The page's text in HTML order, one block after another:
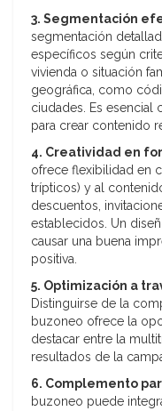
3. Segmentación
segmentación
específicos según
vivienda o situación
geográfica, como
ciudades. Es
para crear contenido
4. Creatividad en
ofrece flexibilidad en
trípticos) y al
descuentos,
establecidos. Un
causar una buena
positiva.
5. Optimización a
Distinguirse de la
buzoneo ofrece la
destacar entre la
resultados de la
6. Complemento
buzoneo puede